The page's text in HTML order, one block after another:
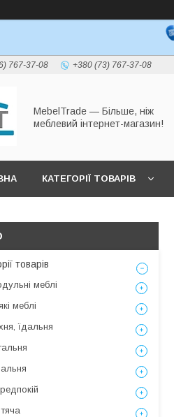
767-37-08 +380 (73) 767-37-08
MebelTrade — Більше, ніж
меблевий інтернет-магазин!
КАТЕГОРІЇ ТОВАРІВ
товарів
меблі
меблі
їдальня